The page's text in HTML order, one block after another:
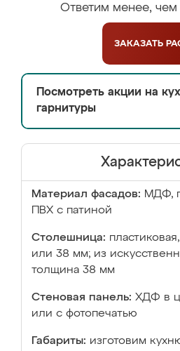
Ответим менее, чем
ЗАКАЗАТЬ
Посмотреть акции на
гарнитуры
Материал фасадов: МДФ,
ПВХ с патиной
Столешница:
или 38 мм; из
толщина 38 мм
Стеновая панель: ХДФ в
или с фотопечатью
Габариты: изготовим